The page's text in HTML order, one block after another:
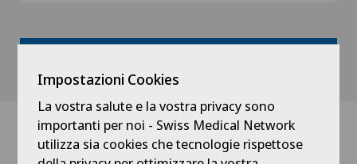
Home
Notizie / Eventi
Impostazioni Cookies
La vostra salute e la vostra privacy sono
importanti per noi - Swiss Medical Network
utilizza sia cookies che tecnologie rispettose